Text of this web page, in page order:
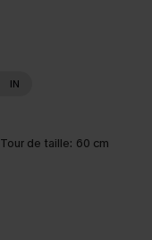
IN
Tour de taille: 60 cm